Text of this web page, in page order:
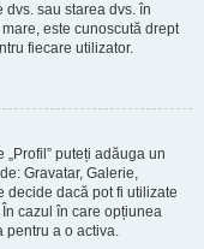
sau starea dvs. în
este cunoscută drept
fiecare utilizator.
puteți adăuga un
Gravatar, Galerie,
decide dacă pot fi utilizate
cazul în care opțiunea
pentru a o activa.